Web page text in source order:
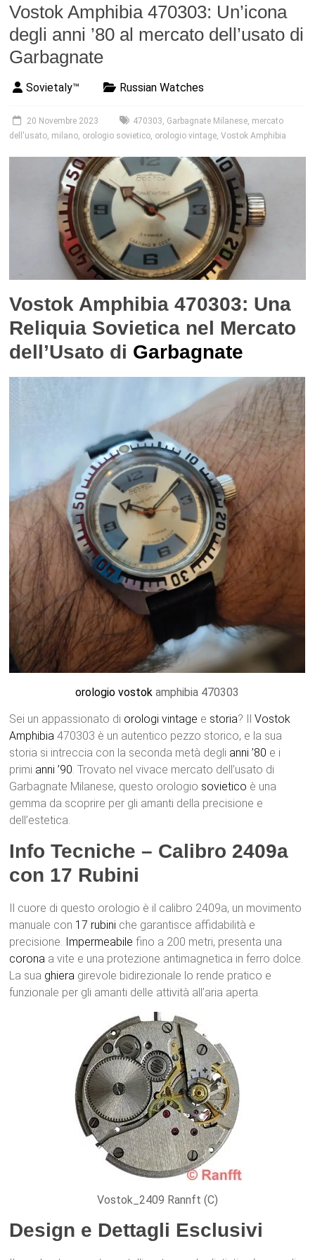
Vostok Amphibia 470303: Un’icona
degli anni ’80 al mercato dell’usato di
Garbagnate
Sovietaly™ Russian Watches
20 Novembre 2023 470303, Garbagnate Milanese, mercato
dell'usato, milano, orologio sovietico, orologio vintage,Vostok Amphibia
Vostok Amphibia 470303: Una
Reliquia Sovietica nel Mercato
dell’Usato di Garbagnate
orologio vostok amphibia 470303
Sei un appassionato di orologi vintage e storia? IlVostok
Amphibia 470303 è un autentico pezzo storico, e la sua
storia si intreccia con la seconda metà degli anni ’80 e i
primi anni ’90. Trovato nel vivace mercato dell’usato di
Garbagnate Milanese, questo orologio sovietico è una
gemma da scoprire per gli amanti della precisione e
dell’estetica.
Info Tecniche – Calibro 2409a
con 17 Rubini
Il cuore di questo orologio è il calibro 2409a, un movimento
manuale con 17 rubini che garantisce affidabilità e
precisione. Impermeabile fino a 200 metri, presenta una
corona a vite e una protezione antimagnetica in ferro dolce.
La sua ghiera girevole bidirezionale lo rende pratico e
funzionale per gli amanti delle attività all’aria aperta.
Vostok_2409 Rannft (C)
Design e Dettagli Esclusivi